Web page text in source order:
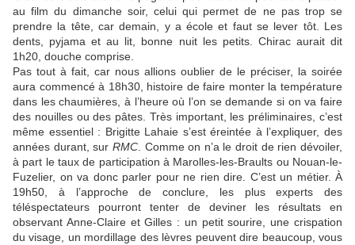
au film du dimanche soir, celui qui permet de ne pas trop se
prendre la tête, car demain, y a école et faut se lever tôt. Les
dents, pyjama et au lit, bonne nuit les petits. Chirac aurait dit
1h20, douche comprise.
Pas tout à fait, car nous allions oublier de le préciser, la soirée
aura commencé à 18h30, histoire de faire monter la température
dans les chaumières, à l’heure où l’on se demande si on va faire
des nouilles ou des pâtes. Très important, les préliminaires, c’est
même essentiel : Brigitte Lahaie s’est éreintée à l’expliquer, des
années durant, sur RMC. Comme on n’a le droit de rien dévoiler,
à part le taux de participation à Marolles-les-Braults ou Nouan-le-
Fuzelier, on va donc parler pour ne rien dire. C’est un métier. À
19h50, à l’approche de conclure, les plus experts des
téléspectateurs pourront tenter de deviner les résultats en
observant Anne-Claire et Gilles : un petit sourire, une crispation
du visage, un mordillage des lèvres peuvent dire beaucoup, vous